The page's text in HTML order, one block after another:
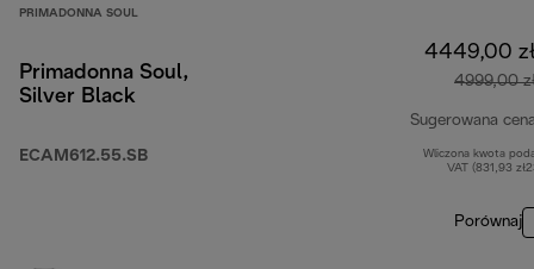
PRIMADONNA SOUL
Primadonna Soul,
Silver Black
ECAM612.55.SB
4449,00
4999,00
Sugerowana
Wliczona kwota
VAT (831,93
Porównaj